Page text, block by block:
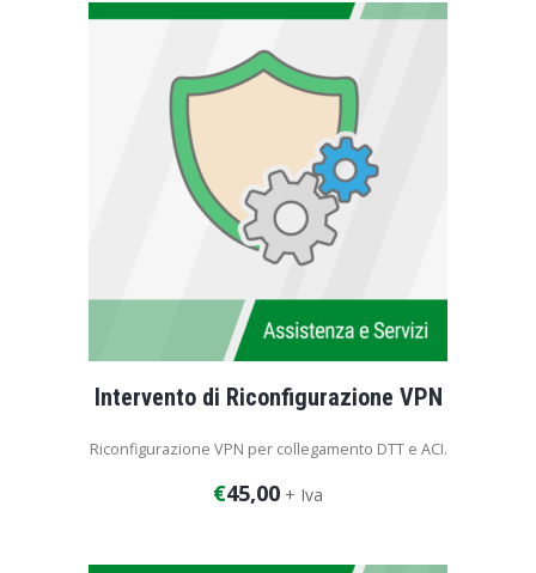
Intervento di Riconfigurazione VPN
Riconfigurazione VPN per collegamento DTT e ACI.
€45,00 + Iva